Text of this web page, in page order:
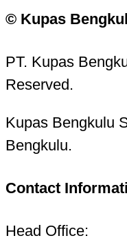
© Kupas
PT. Kupas
Reserved.
Kupas Bengkulu
Bengkulu.
Contact
Head Office: